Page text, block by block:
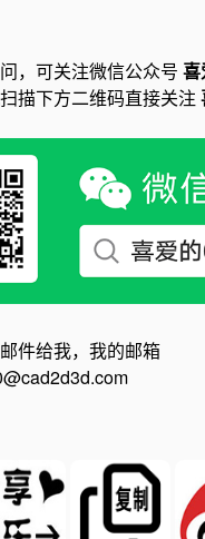
，可关注微信公众号
描下方二维码直接关注
件给我，我的邮箱